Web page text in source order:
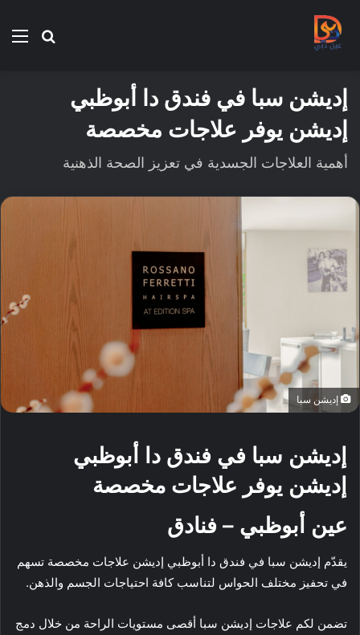
بحث
إديشن سبا في فندق دا أبوظبي
إديشن يوفر علاجات مخصصة
أهمية العلاجات الجسدية في تعزيز الصحة الذهنية‎‎
إديشن سبا
إديشن سبا في فندق دا أبوظبي
إديشن يوفر علاجات مخصصة
عين أبوظبي – فنادق
يقدّم إديشن سبا في فندق دا أبوظبي إديشن علاجات مخصصة تسهم
في تحفيز مختلف الحواس لتناسب كافة احتياجات الجسم والذهن.
تضمن لكم علاجات إديشن سبا أقصى مستويات الراحة من خلال دمج